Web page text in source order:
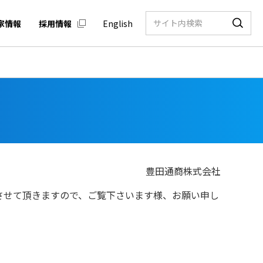
情報 採用情報 English
豊田通商株式会社
て頂きますので、ご覧下さいます様、お願い申し